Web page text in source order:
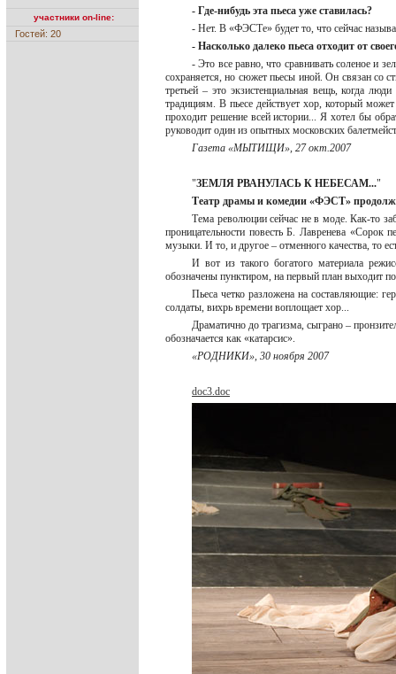
участники on-line:
Гостей: 20
- Где-нибудь эта пьеса уже ставилась?
- Нет. В «ФЭСТе» будет то, что сейчас
- Насколько далеко пьеса отходит от
- Это все равно, что сравнивать соленое и
сохраняется, но сюжет пьесы иной. Он связан со
третьей – это экзистенциальная вещь, когда
традициям. В пьесе действует хор, который
проходит решение всей истории... Я хотел бы
руководит один из опытных московских
Газета «МЫТИЩИ», 27 окт.2007
"ЗЕМЛЯ РВАНУЛАСЬ К НЕБЕСАМ..."
Театр драмы и комедии «ФЭСТ»
Тема революции сейчас не в моде. Как-то
проницательности повесть Б. Лавренева
музыки. И то, и другое – отменного качества, то
И вот из такого богатого материала
обозначены пунктиром, на первый план выходит
Пьеса четко разложена на составляющие:
солдаты, вихрь времени воплощает хор...
Драматично до трагизма, сыграно –
обозначается как «катарсис».
«РОДНИКИ», 30 ноября 2007
doc3.doc